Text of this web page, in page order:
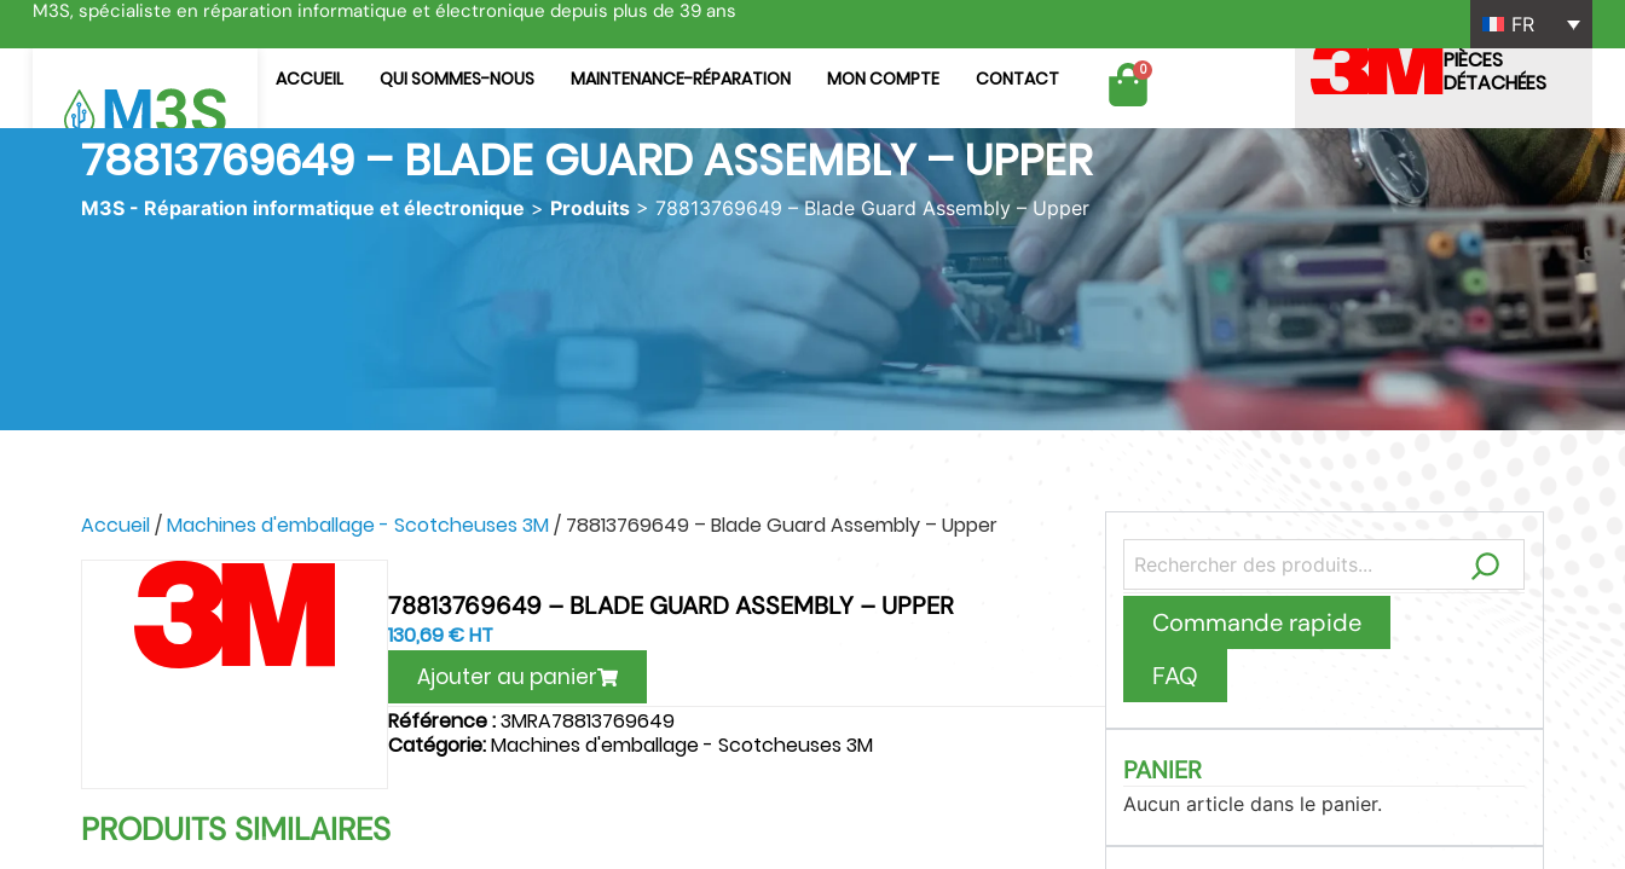
M3S, spécialiste en réparation informatique et électronique depuis plus de 39 ans
FR
ACCUEIL QUI SOMMES-NOUS MAINTENANCE-RÉPARATION MON COMPTE CONTACT 0
PIÈCES
DÉTACHÉES
78813769649 – BLADE GUARD ASSEMBLY – UPPER
M3S - Réparation informatique et électronique > Produits >78813769649 – Blade Guard Assembly – Upper
Accueil/Machines d'emballage - Scotcheuses 3M/ 78813769649 – Blade Guard Assembly – Upper
78813769649 – BLADE GUARD ASSEMBLY – UPPER
130,69€HT
Ajouter au panier
Référence :3MRA78813769649
Catégorie:Machines d'emballage - Scotcheuses 3M
PRODUITS SIMILAIRES
Commande rapide
FAQ
PANIER
Aucun article dans le panier.